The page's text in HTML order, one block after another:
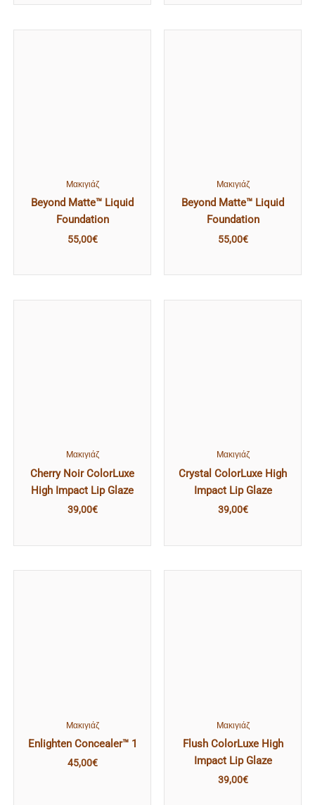
Mακιγιάζ
Beyond Matte™ Liquid
Foundation
55,00€
Mακιγιάζ
Beyond Matte™ Liquid
Foundation
55,00€
Mακιγιάζ
Cherry Noir ColorLuxe
High Impact Lip Glaze
39,00€
Mακιγιάζ
Crystal ColorLuxe High
Impact Lip Glaze
39,00€
Mακιγιάζ
Enlighten Concealer™ 1
45,00€
Mακιγιάζ
Flush ColorLuxe High
Impact Lip Glaze
39,00€